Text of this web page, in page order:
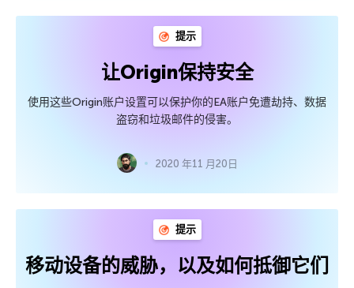
提示
让Origin保持安全
使用这些Origin账户设置可以保护你的EA账户免遭劫持、数据
盗窃和垃圾邮件的侵害。
2020 年11 月20日
提示
移动设备的威胁，以及如何抵御它们